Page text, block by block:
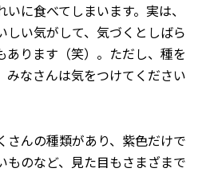
に食べてしまいます。実は、
しい気がして、気づくとしばら
あります（笑）。ただし、種を
みなさんは気をつけてください
さんの種類があり、紫色だけで
ものなど、見た目もさまざまで